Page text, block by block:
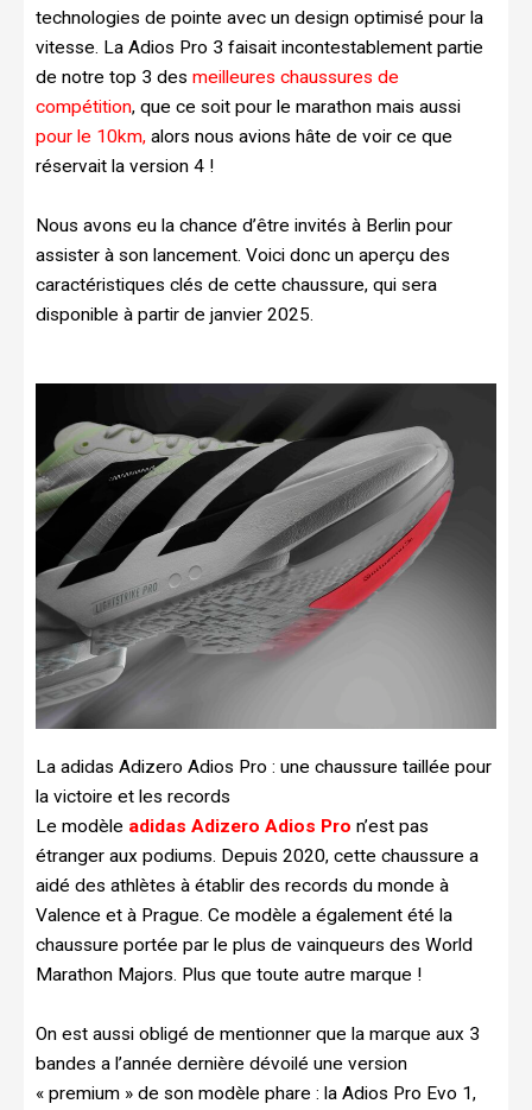
technologies de pointe avec un design optimisé pour la
vitesse. La Adios Pro 3 faisait incontestablement partie
de notre top 3 des meilleures chaussures de
compétition, que ce soit pour le marathon mais aussi
pour le 10km, alors nous avions hâte de voir ce que
réservait la version 4 !
Nous avons eu la chance d’être invités à Berlin pour
assister à son lancement. Voici donc un aperçu des
caractéristiques clés de cette chaussure, qui sera
disponible à partir de janvier 2025.
La adidas Adizero Adios Pro : une chaussure taillée pour
la victoire et les records
Le modèle adidas Adizero Adios Pro n’est pas
étranger aux podiums. Depuis 2020, cette chaussure a
aidé des athlètes à établir des records du monde à
Valence et à Prague. Ce modèle a également été la
chaussure portée par le plus de vainqueurs des World
Marathon Majors. Plus que toute autre marque !
On est aussi obligé de mentionner que la marque aux 3
bandes a l’année dernière dévoilé une version
« premium » de son modèle phare : la Adios Pro Evo 1,